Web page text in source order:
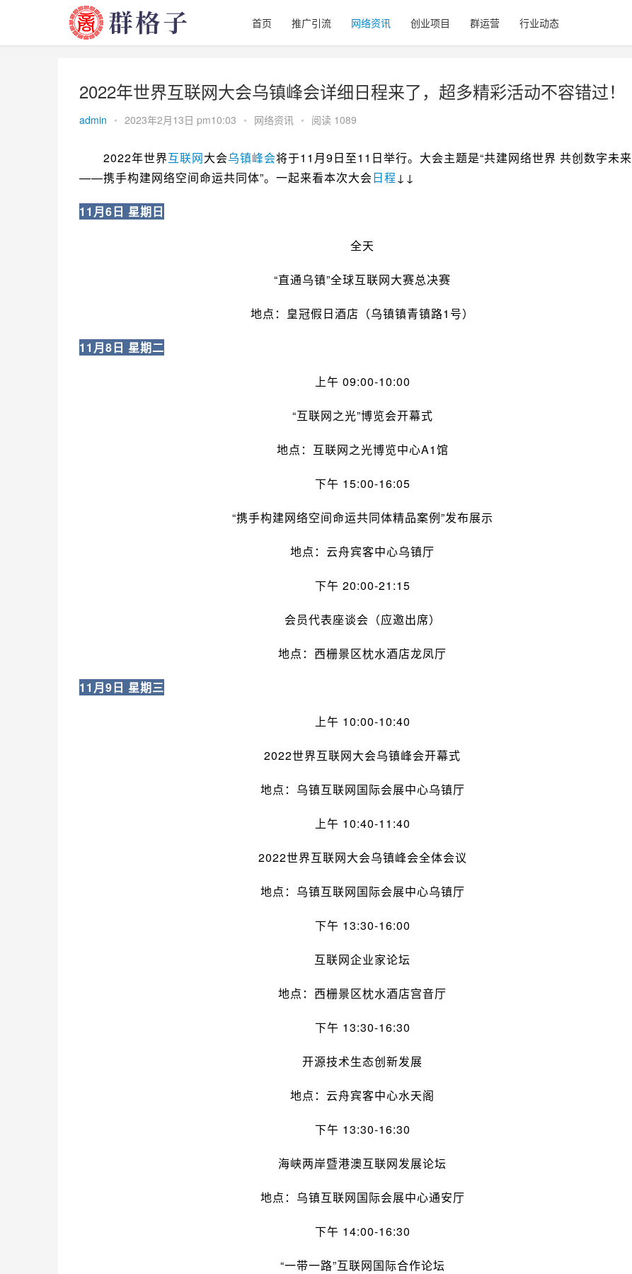
首页 推广引流 网络资讯 创业项目 群运营 行业动态
2022年世界互联网大会乌镇峰会详细日程来了，超多精彩活动不容错过！
admin • 2023年2月13日 pm10:03 • 网络资讯 • 阅读 1089
2022年世界互联网大会乌镇峰会将于11月9日至11日举行。大会主题是“共建网络世界 共创数字未来
——携手构建网络空间命运共同体”。一起来看本次大会日程↓↓
11月6日 星期日
全天
“直通乌镇”全球互联网大赛总决赛
地点：皇冠假日酒店（乌镇镇青镇路1号）
11月8日 星期二
上午 09:00-10:00
“互联网之光”博览会开幕式
地点：互联网之光博览中心A1馆
下午 15:00-16:05
“携手构建网络空间命运共同体精品案例”发布展示
地点：云舟宾客中心乌镇厅
下午 20:00-21:15
会员代表座谈会（应邀出席）
地点：西栅景区枕水酒店龙凤厅
11月9日 星期三
上午 10:00-10:40
2022世界互联网大会乌镇峰会开幕式
地点：乌镇互联网国际会展中心乌镇厅
上午 10:40-11:40
2022世界互联网大会乌镇峰会全体会议
地点：乌镇互联网国际会展中心乌镇厅
下午 13:30-16:00
互联网企业家论坛
地点：西栅景区枕水酒店宫音厅
下午 13:30-16:30
开源技术生态创新发展
地点：云舟宾客中心水天阁
下午 13:30-16:30
海峡两岸暨港澳互联网发展论坛
地点：乌镇互联网国际会展中心通安厅
下午 14:00-16:30
“一带一路”互联网国际合作论坛